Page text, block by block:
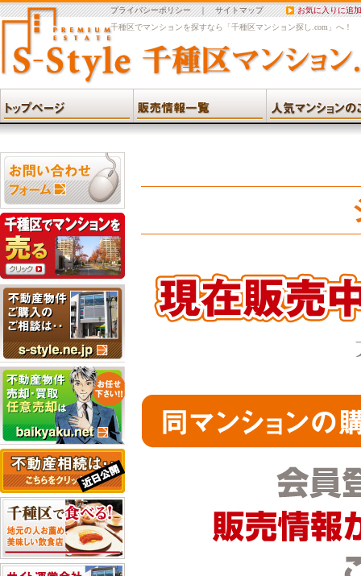
プライバシーポリシー｜サイトマップ
お気に入りに追加
千種区でマンションを探すなら「千種区マンション探し.com」へ！